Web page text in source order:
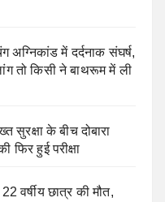
में दर्दनाक संघर्ष,
तो किसी ने बाथरूम में ली
के बीच दोबारा
फिर हुई परीक्षा
वर्षीय छात्र की मौत,